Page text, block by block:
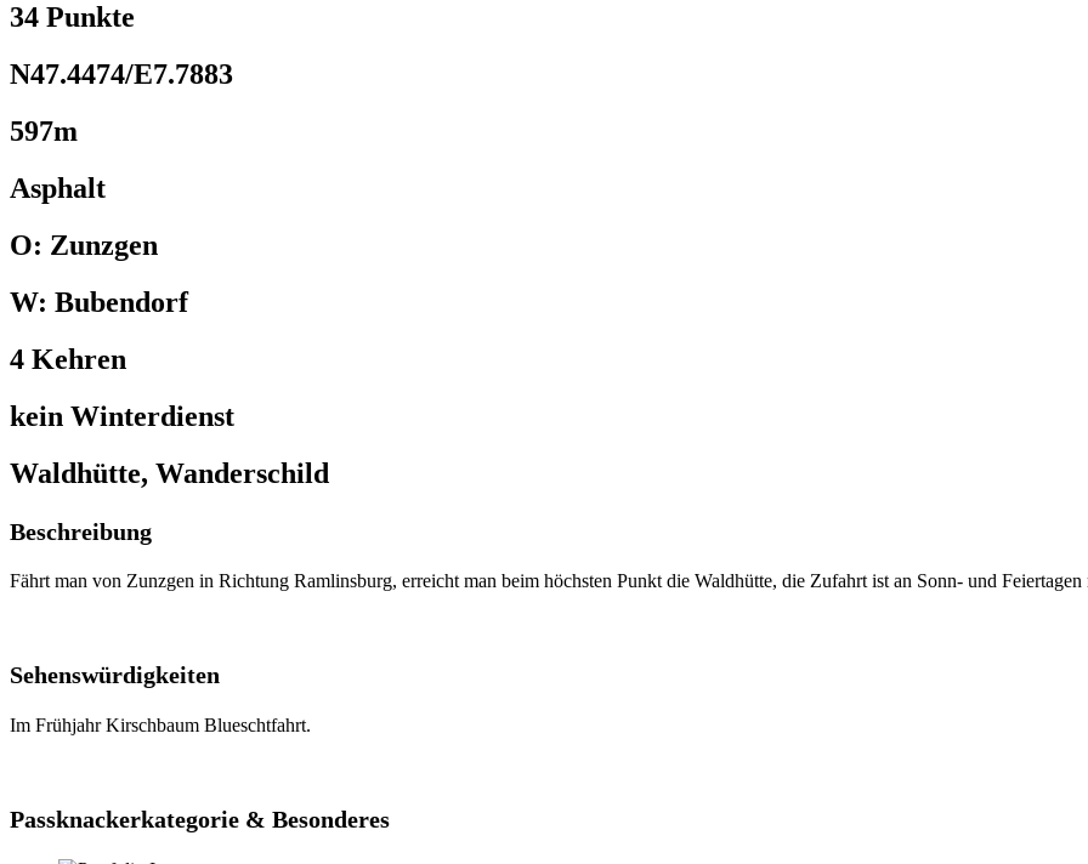
34 Punkte
N47.4474/E7.7883
597m
Asphalt
O: Zunzgen
W: Bubendorf
4 Kehren
kein Winterdienst
Waldhütte, Wanderschild
Beschreibung
Fährt man von Zunzgen in Richtung Ramlinsburg, erreicht man beim höchsten Punkt die Waldhütte, die Zufahrt ist an Sonn- und
Sehenswürdigkeiten
Im Frühjahr Kirschbaum Blueschtfahrt.
Passknackerkategorie & Besonderes